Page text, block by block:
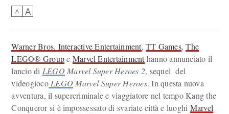
A A
Warner Bros. Interactive Entertainment,TT Games,The
LEGO® Groupe Marvel Entertainmenthanno annunciato il
lancio di LEGO Marvel Super Heroes 2, sequel del
videogiocoLEGO Marvel Super Heroes. In questa nuova
avventura, il supercriminale e viaggiatore nel tempo Kang the
Conqueror si è impossessato di svariate città e luoghi Marvel